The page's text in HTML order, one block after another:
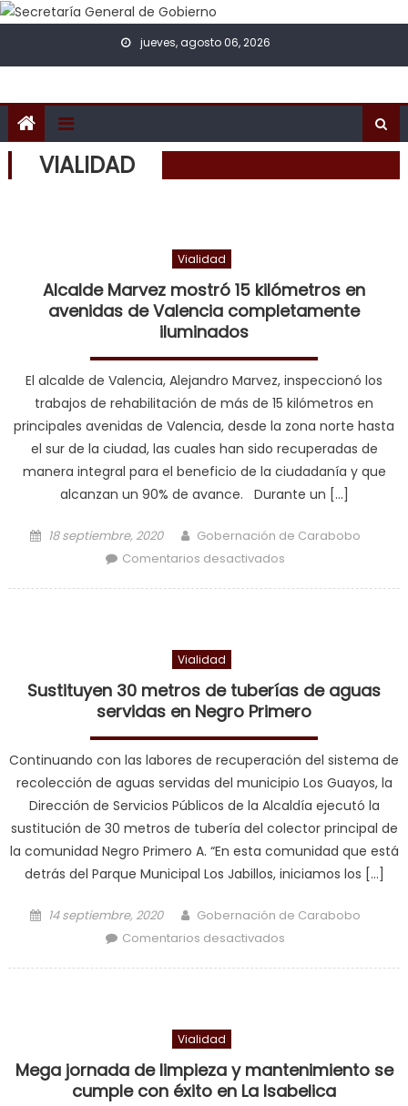
Skip to content
jueves, agosto 06, 2026
VIALIDAD
Vialidad
Alcalde Marvez mostró 15 kilómetros en
avenidas de Valencia completamente
iluminados
El alcalde de Valencia, Alejandro Marvez, inspeccionó los
trabajos de rehabilitación de más de 15 kilómetros en
principales avenidas de Valencia, desde la zona norte hasta
el sur de la ciudad, las cuales han sido recuperadas de
manera integral para el beneficio de la ciudadanía y que
alcanzan un 90% de avance. Durante un […]
Posted on
18 septiembre, 2020 Author
Gobernación de Carabobo
Comentarios desactivados
Vialidad
Sustituyen 30 metros de tuberías de aguas
servidas en Negro Primero
Continuando con las labores de recuperación del sistema de
recolección de aguas servidas del municipio Los Guayos, la
Dirección de Servicios Públicos de la Alcaldía ejecutó la
sustitución de 30 metros de tubería del colector principal de
la comunidad Negro Primero A. “En esta comunidad que está
detrás del Parque Municipal Los Jabillos, iniciamos los […]
Posted on
14 septiembre, 2020 Author
Gobernación de Carabobo
Comentarios desactivados
Vialidad
Mega jornada de limpieza y mantenimiento se
cumple con éxito en La Isabelica